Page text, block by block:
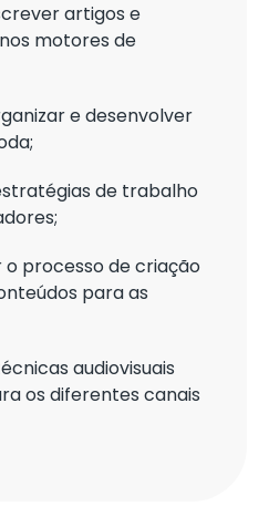
artigos e
motores de
e desenvolver
de trabalho
processo de criação
para as
audiovisuais
os diferentes canais